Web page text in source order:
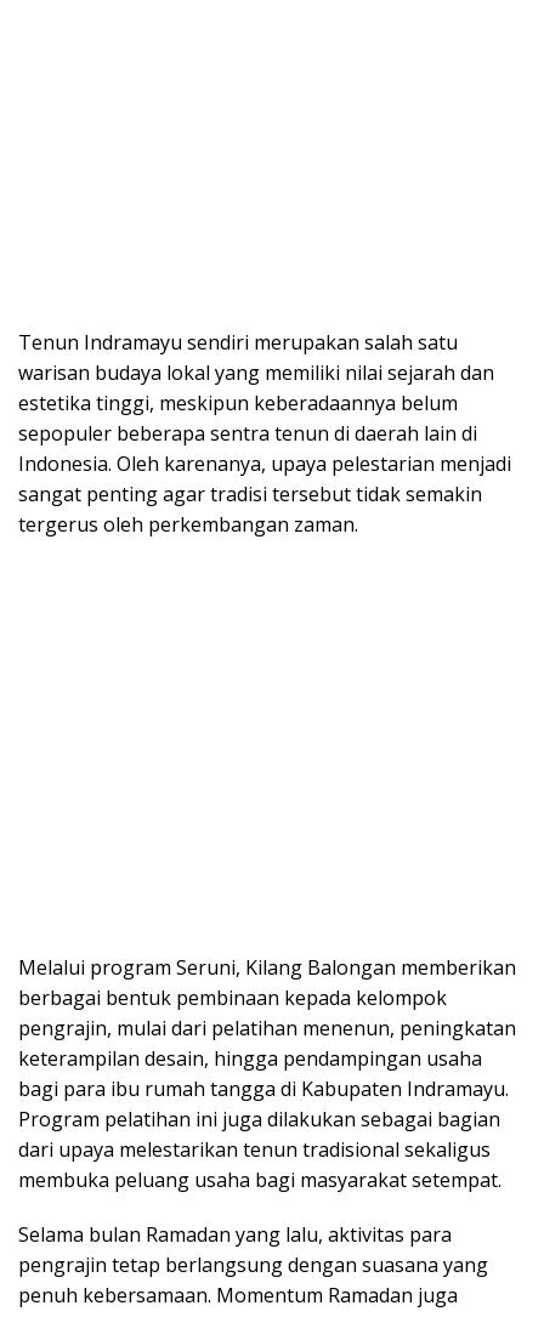
Tenun Indramayu sendiri merupakan salah satu
warisan budaya lokal yang memiliki nilai sejarah dan
estetika tinggi, meskipun keberadaannya belum
sepopuler beberapa sentra tenun di daerah lain di
Indonesia. Oleh karenanya, upaya pelestarian menjadi
sangat penting agar tradisi tersebut tidak semakin
tergerus oleh perkembangan zaman.
Melalui program Seruni, Kilang Balongan memberikan
berbagai bentuk pembinaan kepada kelompok
pengrajin, mulai dari pelatihan menenun, peningkatan
keterampilan desain, hingga pendampingan usaha
bagi para ibu rumah tangga di Kabupaten Indramayu.
Program pelatihan ini juga dilakukan sebagai bagian
dari upaya melestarikan tenun tradisional sekaligus
membuka peluang usaha bagi masyarakat setempat.
Selama bulan Ramadan yang lalu, aktivitas para
pengrajin tetap berlangsung dengan suasana yang
penuh kebersamaan. Momentum Ramadan juga